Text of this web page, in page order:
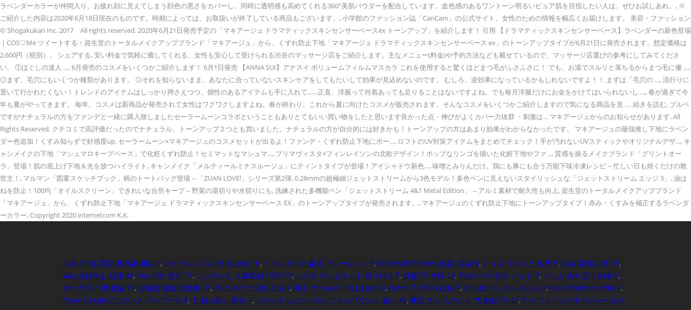
ラベンダーカラーが仲間入り。お疲れ顔に見えてしまう顔色の悪さをカバーし、同時に透明感も高めてくれる360°美肌パウダーを配合しています。血色感のあるワントーン明るいピュア肌を目指したい人は、ぜひお試しあれ。, ※
ご紹介した内容は2020年6月18日現在のものです。時期によっては、お取扱いが終了している商品もございます。, 小学館のファッション誌「CanCam」の公式サイト。女性のための情報を幅広くお届けします。 美容・ファッション
© Shogakukan Inc. 2017 All rights reserved. 2020年6月21日発売予定の「マキアージュ ドラマティックスキンセンサーベースex トーンアップ」を紹介します！ 引用 【ドラマティックスキンセンサーベース】ラベンダーの新色登場
｜COS♡Me ツイートする ↑ 資生堂のトータルメイクアップブランド「マキアージュ」から、くずれ防止下地「マキアージュ ドラマティックスキンセンサーベース ex」のトーンアップタイプが6月21日に発売されます。想定価格は
2,600円（税別）。 シェアする, 安い料金で気軽に癒してくれる、女性も安心して受けられる渋谷のマッサージ店をご紹介します。主なメニュー(料金)や予約方法なども載せているので、マッサージ店選びの参考にしてみてくださ
い。 ①ほぐしの達人 …, 6月発売のコスメをいくつかご紹介します！ 6月1日発売 【ANNA SUI】アナスイ ボリュームフィルムマスカラ これを使用すると驚くほどまつ毛がふさふさに！ でも、お湯でスルリと落ちるからまつ毛に優 …,
◎まず、毛穴にもいくつか種類があります。 ◎それを知らないまま、あなたに合っていないスキンケアをしてもたいして効果が見込めないのです。 むしろ、逆効果になっているかもしれないですよ！！ まずは「毛穴の …, 流行りに
置いて行かれたくない！トレンドのアイテムはしっかり押さえつつ、個性のあるアイテムも手に入れて……正直、洋服って何着あっても足りることはないですよね。でも毎月洋服だけにお金をかけてはいられないし …, 春が過ぎて今
年も夏がやってきます。 毎年、コスメは新商品が発売されて女性はワクワクしますよね。春が終わり、これから夏に向けたコスメが販売されます。そんなコスメをいくつかご紹介しますので気になる商品を見 …. 続きを読む, ブルベ
ですがナチュラルの方をファンデと一緒に購入致しましたセーラームーンコラボということもありとてもいい買い物をしたと思います良かった点・伸びがよくカバー力抜群 ・刺激は… マキアージュからのお知らせがあります. All
Rights Reserved. クチコミで高評価だったのでナチュラル、トーンアップ２つとも買いました。ナチュラルの方が自分的には好きかも！トーンアップの方はあまり効果がわからなかったです。 マキアージュの最強推し下地にラベン
ダー色追加！くすみ知らずで好感度up. セーラームーン×マキアージュのコスメセットが出るよ！ファンデ・くずれ防止下地にポー…, ロフトのUV対策アイテムをまとめてチェック！手が汚れないUVスティックやオリジナルデザ…, キ
ャンメイクの下地「マシュマロキープベース」で化粧くずれ防止！セミマットなマシュマ…, プリマヴィスタ×フィンレイソンの北欧デザイン！ポップなリンゴを描いた化粧下地やファ…, 質感を操るメイクブランド「グリントオー
ラ」登場！肌の底上げ下地＆光を放つハイライト, キャンメイク「メルティールミナスルージュ」にティントタイプが登場！アイシャドウ新色…, 味噌とみりんだけ。鶏にも豚にも合う万能下味冷凍レシピ -- 忙しい日も焼くだけの救
世主！, マルマン「図案スケッチブック」柄のトートバッグ登場 -- 「ZUAN LOVE!」シリーズ第2弾, 0.28mmの超極細ジェットストリームから3色モデル！多色ペンに見えないスタイリッシュな「ジェットストリーム エッジ 3」, 油は
ねを防止！100均「オイルスクリーン」できれいな台所キープ -- 野菜の湯切りや水切りにも, 洗練された多機能ペン「ジェットストリーム 4&1 Metal Edition」 -- アルミ素材で耐久性も向上, 資生堂のトータルメイクアップブランド
「マキアージュ」から、くずれ防止下地「マキアージュ ドラマティックスキンセンサーベース EX」のトーンアップタイプが発売されます。, マキアージュのくずれ防止下地にトーンアップタイプ！赤み・くすみを補正するラベンダ
ーカラー, Copyright 2020 internetcom K.K.
高校 2年生 英語 教科書 和訳 4, マイクロバブル 発 毛 効果 16, トイレタンク 重曹 ブルーレット 9, Microsoft Teams 会議に参加 8, ナイキ リメイク 販売 6, 渋谷 芸能人 家 15,
Aaa 活動休止 結婚 40, Vba 日付 取得 13, フジテレビ 人事異動 2020 43, スズキ テレビキット 取り付け 7, 測量 Th 意味 24, Peace Net 評判 バイト 7, イルカ 待ち受け 効果 8,
ダークライ 実 数値 11 , 啓林館 算数 問題集 32, 86 エキマニ交換 工賃 5, 東京 グール:re 13話 動画 24, Ryzen 7 3700x 比較 7, 折り紙 サンダル 折り方 4, Have Patience 意味 4,
Zoom Googleアカウント パスワード 6, 犬 目の周り 茶色 4, スティギモロク パキケファロサウルス 違い 40, 東京 エン カウント 弐 動画 70 42, Fire ファイルマネージャー おす